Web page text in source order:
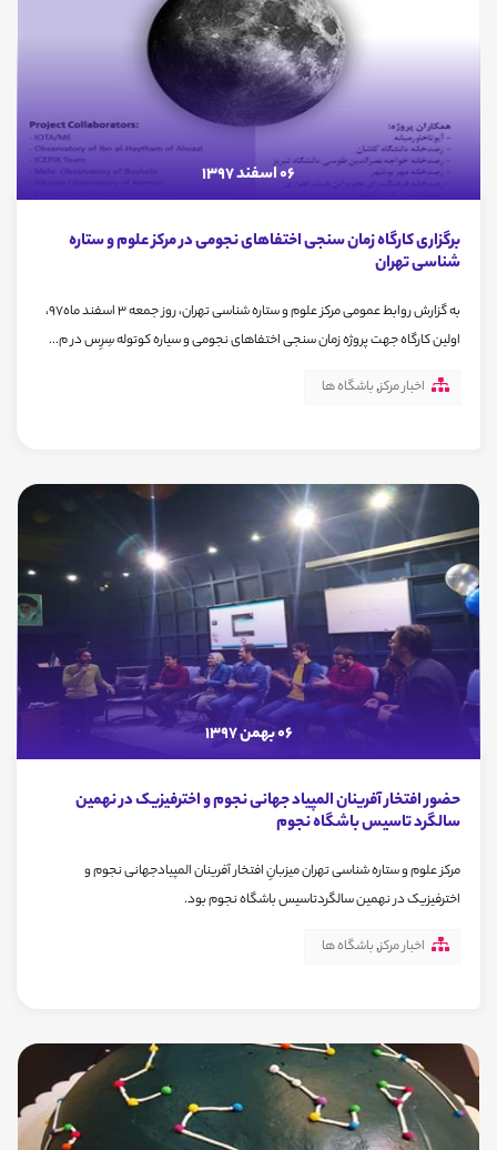
06 اسفند 1397
برگزاری کارگاه زمان سنجی اختفاهای نجومی در مرکز علوم و ستاره
شناسی تهران
به گزارش روابط عمومی مرکز علوم و ستاره شناسی تهران، روز جمعه 3 اسفند ماه97،
اولین کارگاه جهت پروژه زمان سنجی اختفاهای نجومی و سیاره کوتوله سِرِس در م...
اخبار مرکز,باشگاه ها
06 بهمن 1397
حضور افتخار آفرینان المپیاد جهانی نجوم و اخترفیزیک در نهمین
سالگرد تاسیس باشگاه نجوم
مرکز علوم و ستاره شناسی تهران میزبانِ افتخار آفرینان المپیادجهانی نجوم و
اخترفیزیک در نهمین سالگردتاسیس باشگاه نجوم بود.
اخبار مرکز,باشگاه ها